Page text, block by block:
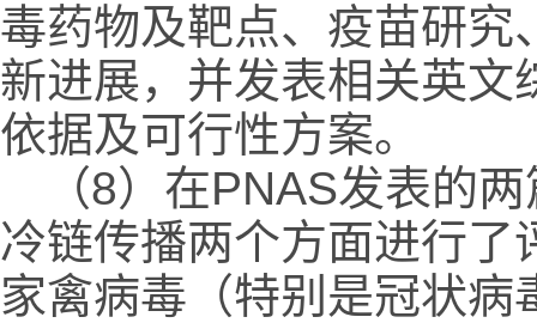
毒药物及靶点、疫苗研
新进展，并发表相关英文
依据及可行性方案。
（8）在PNAS发表的
冷链传播两个方面进行
家禽病毒（特别是冠状